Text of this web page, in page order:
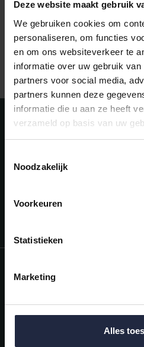
Deze website maakt gebruik
We gebruiken cookies om
personaliseren, om functies
en om ons websiteverkeer te
informatie over uw gebruik
partners voor social media,
partners kunnen deze
informatie die u aan ze heeft
verzameld op basis van uw
Noodzakelijk
Voorkeuren
Statistieken
Marketing
Alles
Ruim aanbod badtextiel
Meld je aan voor onze nieuwsbrief!
Mijn account
Categorieën